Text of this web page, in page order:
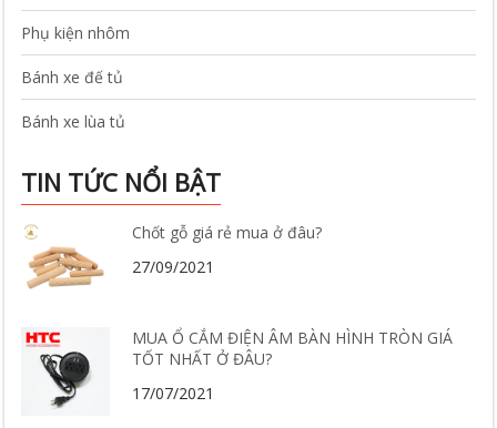
Phụ kiện nhôm
Bánh xe đế tủ
Bánh xe lùa tủ
TIN TỨC NỔI BẬT
Chốt gỗ giá rẻ mua ở đâu?
27/09/2021
MUA Ổ CẮM ĐIỆN ÂM BÀN HÌNH TRÒN GIÁ
TỐT NHẤT Ở ĐÂU?
17/07/2021